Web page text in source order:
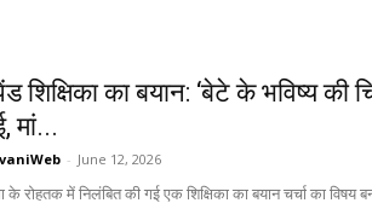
शिक्षिका का बयान: ‘बेटे के भविष्य की
मां...
- June 12, 2026
के रोहतक में निलंबित की गई एक शिक्षिका का बयान चर्चा का विषय